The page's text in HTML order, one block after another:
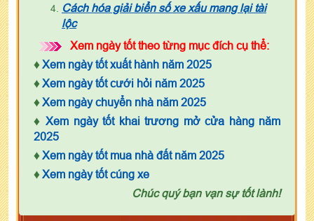
Cách hóa giải biển số xe xấu mang lại tài
lộc
Xem ngày tốt theo từng mục đích cụ thể:
♦ Xem ngày tốt xuất hành năm 2025
♦ Xem ngày tốt cưới hỏi năm 2025
♦ Xem ngày chuyển nhà năm 2025
♦ Xem ngày tốt khai trương mở cửa hàng năm
2025
♦ Xem ngày tốt mua nhà đất năm 2025
♦ Xem ngày tốt cúng xe
Chúc quý bạn vạn sự tốt lành!